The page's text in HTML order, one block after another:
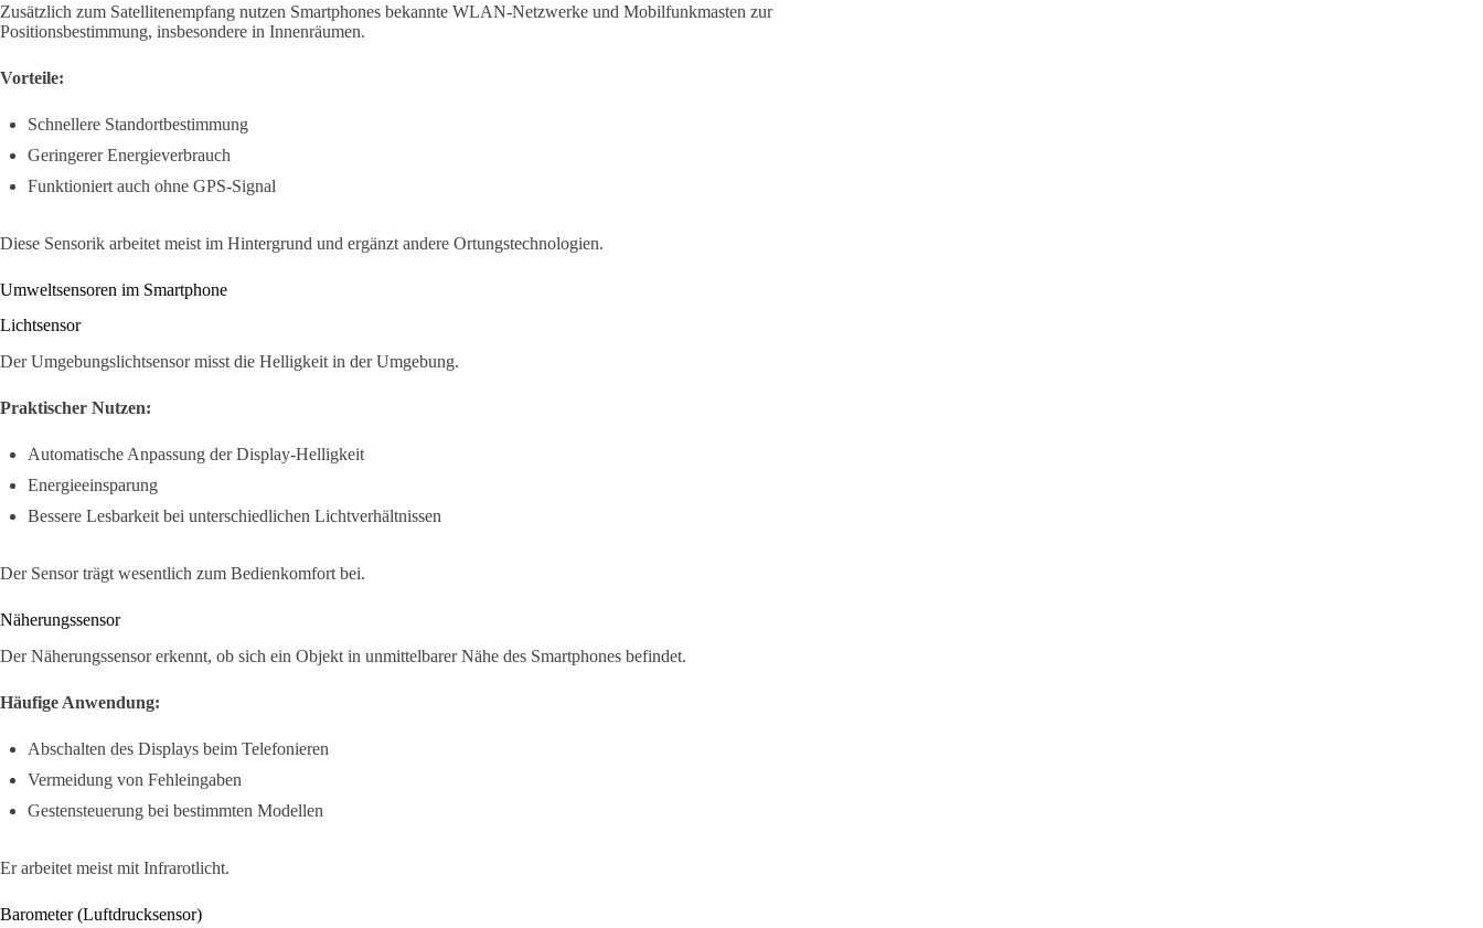
Zusätzlich zum Satellitenempfang nutzen Smartphones bekannte WLAN-Netzwerke und Mobilfunkmasten zur
Positionsbestimmung, insbesondere in Innenräumen.
Vorteile:
Schnellere Standortbestimmung
Geringerer Energieverbrauch
Funktioniert auch ohne GPS-Signal
Diese Sensorik arbeitet meist im Hintergrund und ergänzt andere Ortungstechnologien.
Umweltsensoren im Smartphone
Lichtsensor
Der Umgebungslichtsensor misst die Helligkeit in der Umgebung.
Praktischer Nutzen:
Automatische Anpassung der Display-Helligkeit
Energieeinsparung
Bessere Lesbarkeit bei unterschiedlichen Lichtverhältnissen
Der Sensor trägt wesentlich zum Bedienkomfort bei.
Näherungssensor
Der Näherungssensor erkennt, ob sich ein Objekt in unmittelbarer Nähe des Smartphones befindet.
Häufige Anwendung:
Abschalten des Displays beim Telefonieren
Vermeidung von Fehleingaben
Gestensteuerung bei bestimmten Modellen
Er arbeitet meist mit Infrarotlicht.
Barometer (Luftdrucksensor)